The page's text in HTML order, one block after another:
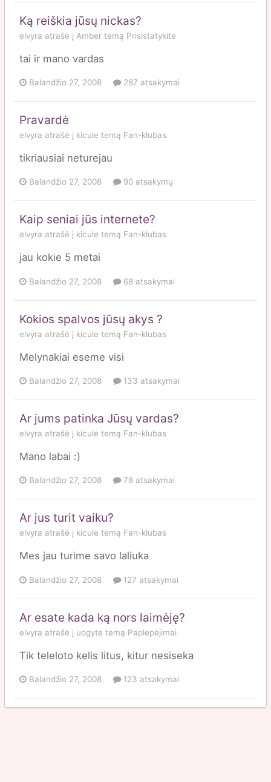
Ką reiškia jūsų nickas?
elvyra atrašė į Amber temą Prisistatykite
tai ir mano vardas
Balandžio 27, 2008 287 atsakymai
Pravardė
elvyra atrašė į kicule temą Fan-klubas
tikriausiai neturejau
Balandžio 27, 2008 90 atsakymų
Kaip seniai jūs internete?
elvyra atrašė į kicule temą Fan-klubas
jau kokie 5 metai
Balandžio 27, 2008 68 atsakymai
Kokios spalvos jūsų akys ?
elvyra atrašė į kicule temą Fan-klubas
Melynakiai eseme visi
Balandžio 27, 2008 133 atsakymai
Ar jums patinka Jūsų vardas?
elvyra atrašė į kicule temą Fan-klubas
Mano labai :)
Balandžio 27, 2008 78 atsakymai
Ar jus turit vaiku?
elvyra atrašė į kicule temą Fan-klubas
Mes jau turime savo laliuka
Balandžio 27, 2008 127 atsakymai
Ar esate kada ką nors laimėję?
elvyra atrašė į uogyte temą Paplepėjimai
Tik teleloto kelis litus, kitur nesiseka
Balandžio 27, 2008 123 atsakymai